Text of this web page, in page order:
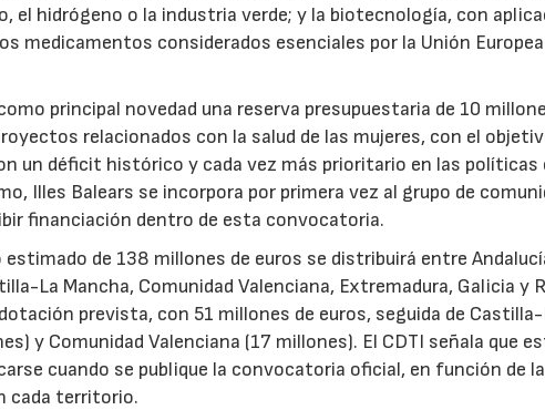
el hidrógeno o la industria verde; y la biotecnología, con
medicamentos considerados esenciales por la Unión
principal novedad una reserva presupuestaria de 10
relacionados con la salud de las mujeres, con el
un déficit histórico y cada vez más prioritario en las políticas
Illes Balears se incorpora por primera vez al grupo de
financiación dentro de esta convocatoria.
de 138 millones de euros se distribuirá entre
La Mancha, Comunidad Valenciana, Extremadura, Galicia y
prevista, con 51 millones de euros, seguida de Castilla-
y Comunidad Valenciana (17 millones). El CDTI señala que
cuando se publique la convocatoria oficial, en función de
cada territorio.